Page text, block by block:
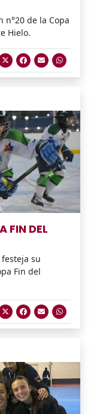
n°20 de la Copa
Hielo.
FIN DEL
su
Fin del